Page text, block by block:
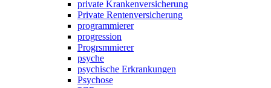
private Krankenversicherung
Private Rentenversicherung
programmierer
progression
Progrsmmierer
psyche
psychische Erkrankungen
Psychose